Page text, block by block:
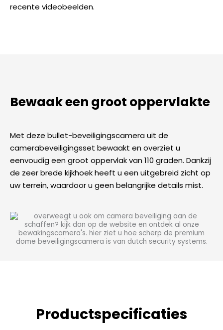
recente videobeelden.
Bewaak een groot oppervlakte
Met deze bullet-beveiligingscamera uit de
camerabeveiligingsset bewaakt en overziet u
eenvoudig een groot oppervlak van 110 graden. Dankzij
de zeer brede kijkhoek heeft u een uitgebreid zicht op
uw terrein, waardoor u geen belangrijke details mist.
Productspecificaties